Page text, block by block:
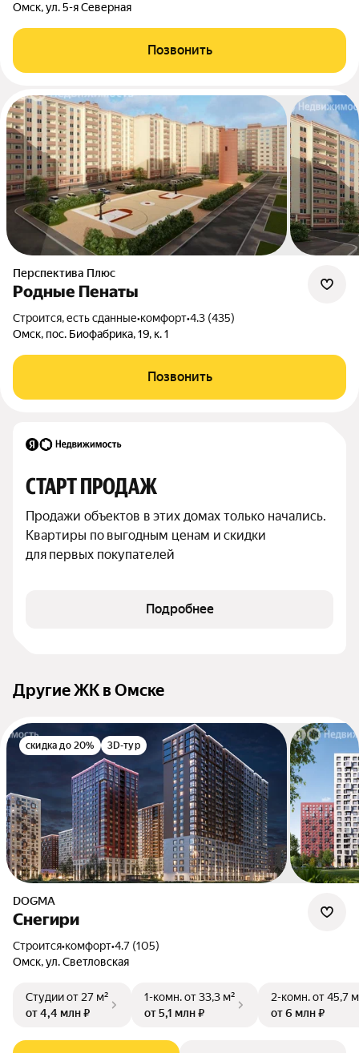
Омск, ул. 5-я Северная
Позвонить
Перспектива Плюс
Родные Пенаты
Строится, есть сданные•комфорт•4.3 (435)
Омск, пос. Биофабрика, 19, к. 1
Позвонить
СТАРТ ПРОДАЖ
Продажи объектов в этих домах только начались.
Квартиры по выгодным ценам и скидки
для первых покупателей
Подробнее
Другие ЖК в Омске
скидка до 20% 3D-тур
DOGMA
Снегири
Строится•комфорт•4.7 (105)
Омск, ул. Светловская
Студииот 27 м²
от 4,4 млн ₽
1-комн.от 33,3 м²
от 5,1 млн ₽
2-комн.от 45,7
от 6 млн ₽